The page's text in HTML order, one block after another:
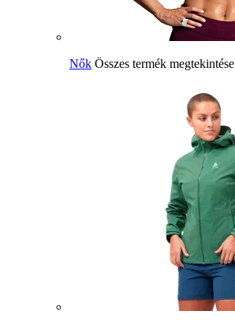
Nők Összes termék megtekintése